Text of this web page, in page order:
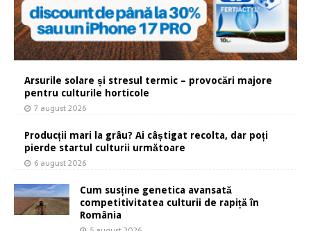
Arsurile solare și stresul termic – provocări majore
pentru culturile horticole
7 august 2026
Producții mari la grâu? Ai câștigat recolta, dar poți
pierde startul culturii următoare
6 august 2026
Cum susține genetica avansată
competitivitatea culturii de rapiță în
România